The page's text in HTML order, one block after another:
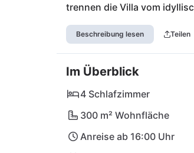
trennen die Villa vom
Dobrinj und Malinska. Die
bietet neben traumhaften
Restaurants sowie
Beschreibung lesen Teilen
Im Überblick
4 Schlafzimmer
300 m² Wohnfläche
Anreise ab 16:00 Uhr